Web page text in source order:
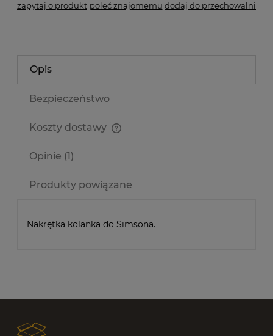
zapytaj o produkt poleć znajomemu dodaj do przechowalni
Opis
Bezpieczeństwo
Koszty dostawy
Opinie (1)
Produkty powiązane
Nakrętka kolanka do Simsona.